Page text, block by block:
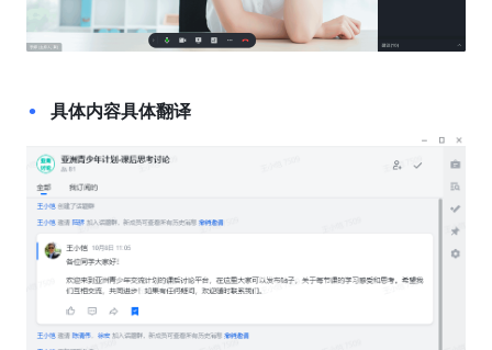
具体内容具体翻译